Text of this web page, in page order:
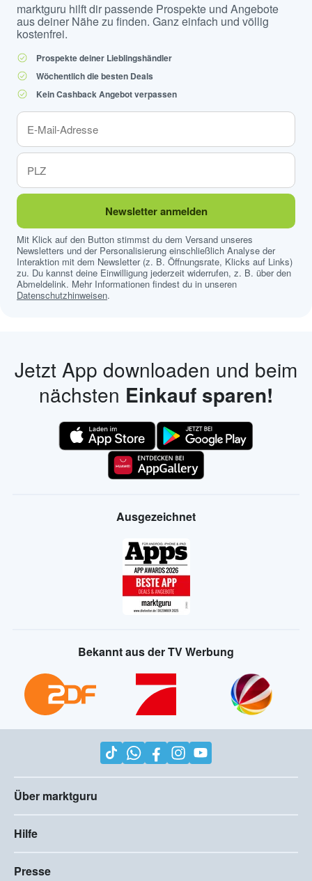
marktguru hilft dir passende Prospekte und Angebote
aus deiner Nähe zu finden. Ganz einfach und völlig
kostenfrei.
Prospekte deiner Lieblingshändler
Wöchentlich die besten Deals
Kein Cashback Angebot verpassen
Newsletter anmelden
Mit Klick auf den Button stimmst du dem Versand unseres
Newsletters und der Personalisierung einschließlich Analyse der
Interaktion mit dem Newsletter (z. B. Öffnungsrate, Klicks auf Links)
zu. Du kannst deine Einwilligung jederzeit widerrufen, z. B. über den
Abmeldelink. Mehr Informationen findest du in unseren
Datenschutzhinweisen.
Jetzt App downloaden und beim
nächsten Einkauf sparen!
Ausgezeichnet
Bekannt aus der TV Werbung
Über marktguru
Hilfe
Presse